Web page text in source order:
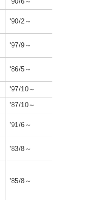
'90/2～
'97/9～
'86/5～
'97/10～
'87/10～
'91/6～
'83/8～
'85/8～